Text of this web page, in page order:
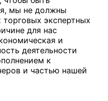
мы не должны
торговых экспертных
для нас
и
деятельности
к
и частью нашей